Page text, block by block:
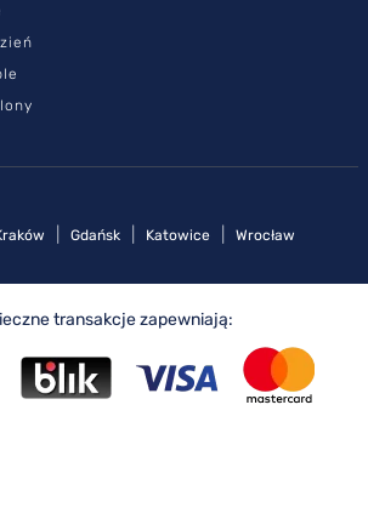
Gdańsk Katowice Wrocław
transakcje zapewniają: